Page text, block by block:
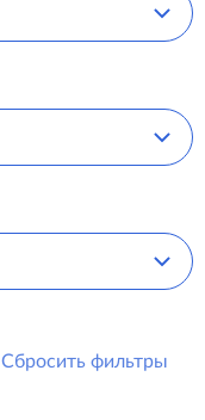
Сбросить фильтры